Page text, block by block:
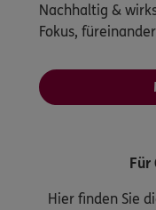
Nachhaltig &
Fokus,
Für
Hier finden Sie